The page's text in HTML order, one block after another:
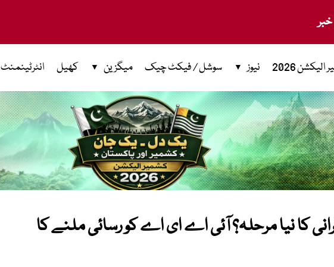
2026 نیوز سوشل / فیکٹ چیک میگزین کھیل انٹرٹینمنٹ
کا نیا مرحلہ؟ آئی اے ای اے کو رسائی ملنے کا